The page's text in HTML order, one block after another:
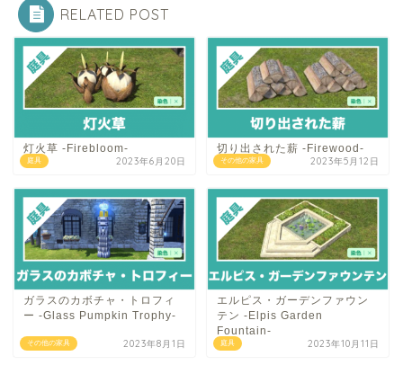
RELATED POST
庭具
灯火草 -Firebloom-
2023年6月20日 その他の家具
切り出された薪 -Firewood-
2023年5月12日
その他の家具
ガラスのカボチャ・トロフィ
ー -Glass Pumpkin Trophy-
2023年8月1日 庭具
エルピス・ガーデンファウン
テン -Elpis Garden
Fountain-
2023年10月11日